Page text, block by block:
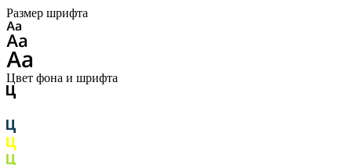
Размер шрифта
Цвет фона и шрифта